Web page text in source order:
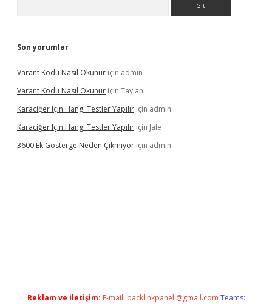
Son yorumlar
Varant Kodu Nasıl Okunur için admin
Varant Kodu Nasıl Okunur için Taylan
Karaciğer Için Hangi Testler Yapılır için admin
Karaciğer Için Hangi Testler Yapılır için Jale
3600 Ek Gösterge Neden Çıkmıyor için admin
Reklam ve İletişim: E-mail: backlinkpaneli@gmail.com Teams: